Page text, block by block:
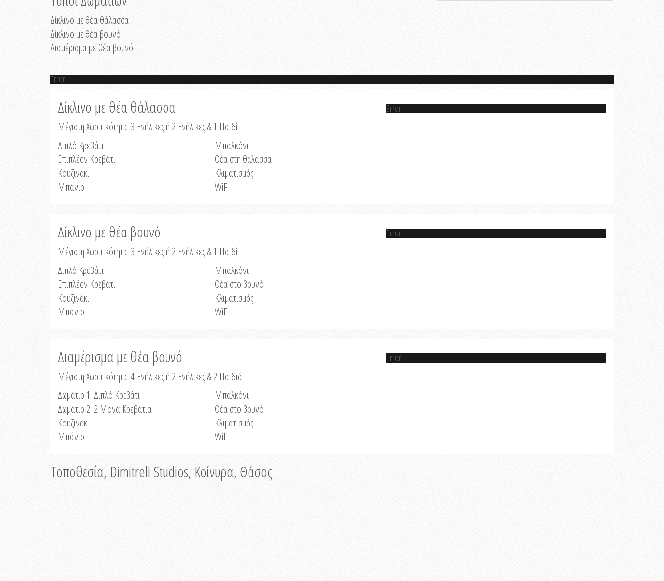
Δίκλινο με θέα θάλασσα
Δίκλινο με θέα βουνό
Διαμέρισμα με θέα βουνό
Error
Δίκλινο με θέα θάλασσα
Μέγιστη Χωριτικότητα: 3 Ενήλικες ή 2 Ενήλικες & 1 Παιδί
Διπλό Κρεβάτι
Επιπλέον Κρεβάτι
Κουζινάκι
Μπάνιο
Μπαλκόνι
Θέα στη θάλασσα
Κλιματισμός
WiFi
Error
Δίκλινο με θέα βουνό
Μέγιστη Χωριτικότητα: 3 Ενήλικες ή 2 Ενήλικες & 1 Παιδί
Διπλό Κρεβάτι
Επιπλέον Κρεβάτι
Κουζινάκι
Μπάνιο
Μπαλκόνι
Θέα στο βουνό
Κλιματισμός
WiFi
Error
Διαμέρισμα με θέα βουνό
Μέγιστη Χωριτικότητα: 4 Ενήλικες ή 2 Ενήλικες & 2 Παιδιά
Δωμάτιο 1: Διπλό Κρεβάτι
Δωμάτιο 2: 2 Μονά Κρεβάτια
Κουζινάκι
Μπάνιο
Μπαλκόνι
Θέα στο βουνό
Κλιματισμός
WiFi
Error
Τοποθεσία, Dimitreli Studios, Κοίνυρα, Θάσος